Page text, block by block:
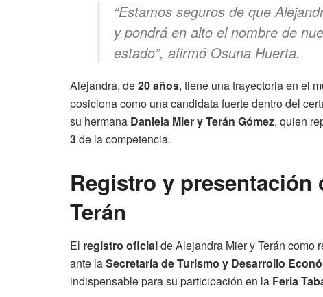
“Estamos seguros de que
y pondrá en alto el nombre de
estado”, afirmó Osuna Huerta.
Alejandra, de20 años, tiene una trayectoria en el
posiciona como una candidata fuerte dentro del
su hermana Daniela Mier y Terán Gómez, quien
3de la competencia.
Registro y
Terán
El registro oficialde Alejandra Mier y Terán como
ante laSecretaría de Turismo y Desarrollo
indispensable para su participación en la Feria